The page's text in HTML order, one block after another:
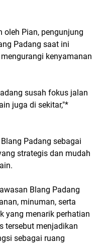
oleh Pian, pengunjung
Padang saat ini
kenyamanan
susah fokus jalan
juga di sekitar,"*
Padang sebagai
strategis dan mudah
Blang Padang
minuman, serta
yang menarik perhatian
tersebut menjadikan
sebagai ruang